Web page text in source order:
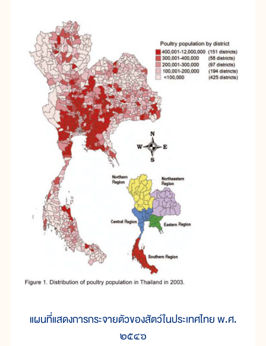
แผนที่แสดงการกระจายตัวของสัตว์ในประเทศไทย พ.ศ.
๒๕๔๖